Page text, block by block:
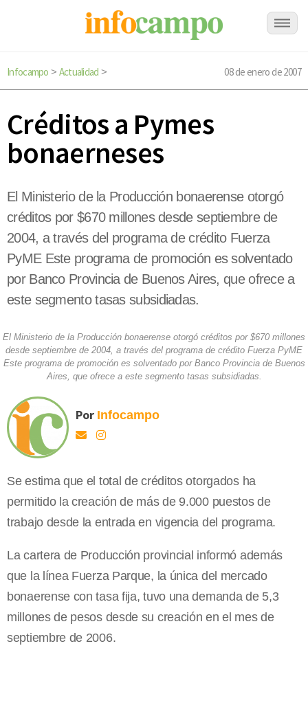
Infocampo > Actualidad > 08 de enero de 2007
Créditos a Pymes
bonaerneses
El Ministerio de la Producción bonaerense otorgó
créditos por $670 millones desde septiembre de
2004, a través del programa de crédito Fuerza
PyME Este programa de promoción es solventado
por Banco Provincia de Buenos Aires, que ofrece a
este segmento tasas subsidiadas.
El Ministerio de la Producción bonaerense otorgó créditos por $670 millones
desde septiembre de 2004, a través del programa de crédito Fuerza PyME
Este programa de promoción es solventado por Banco Provincia de Buenos
Aires, que ofrece a este segmento tasas subsidiadas.
Por Infocampo
Se estima que el total de créditos otorgados ha
permitido la creación de más de 9.000 puestos de
trabajo desde la entrada en vigencia del programa.
La cartera de Producción provincial informó además
que la línea Fuerza Parque, la única del mercado
bonaerense con tasa fija, tuvo una demanda de 5,3
millones de pesos desde su creación en el mes de
septiembre de 2006.